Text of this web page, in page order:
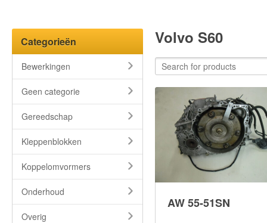
Categorieën
Bewerkingen
Geen categorie
Gereedschap
Kleppenblokken
Koppelomvormers
Onderhoud
Overig
Volvo S60
AW 55-51SN